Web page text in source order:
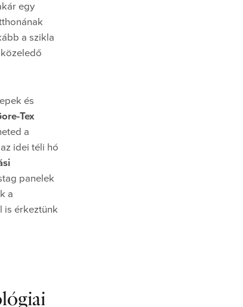
egy
a szikla
és
Tex
a
idei téli hó
panelek
a
is érkeztünk